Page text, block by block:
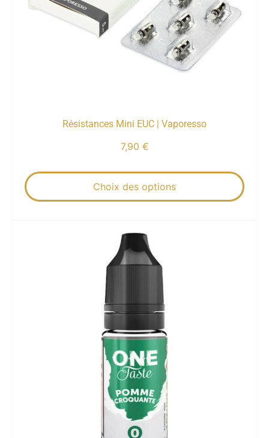
Résistances Mini EUC | Vaporesso
7,90 €
Choix des options